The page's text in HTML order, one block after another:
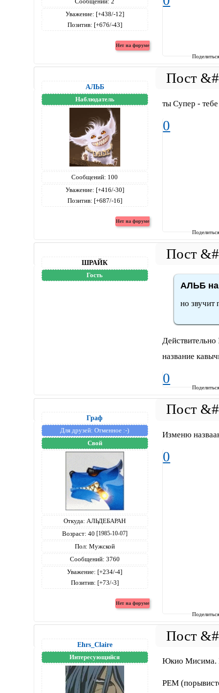
Уважение: [+438/-12]
Позитив: [+676/-43]
АЛЬБ
Наблюдатель
Сообщений: 100
Уважение: [+416/-30]
Позитив: [+687/-16]
ты Супер -
0
ШРАЙК
Гость
АЛЬБ
но звучит
название
0
Граф
Для друзей: Отменное :-)
Свой
Откуда: АЛЬДЕБАРАН
Возраст: 40 [1985-10-07]
Пол: Мужской
Сообщений: 3760
Уважение: [+234/-4]
Позитив: [+73/-3]
Изменю
0
Ehrs_Claire
Интересующийся Юкио Мисима.
РЕМ